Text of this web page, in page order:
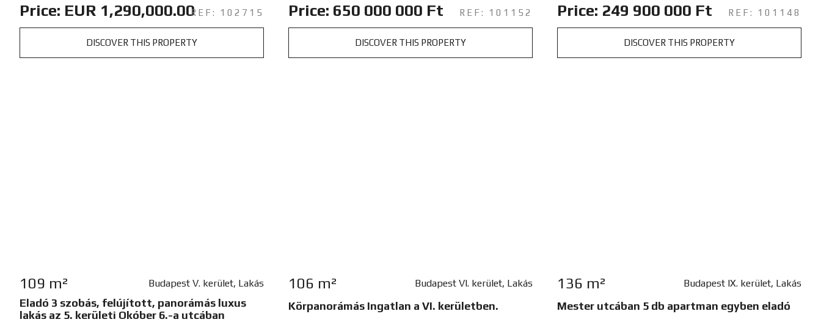
Price: EUR 1,290,000.00REF: 102715
DISCOVER THIS PROPERTY
Price: 650 000 000 Ft REF: 101152
DISCOVER THIS PROPERTY
Price: 249 900 000 Ft REF: 101148
DISCOVER THIS PROPERTY
109 m² Budapest V. kerület, Lakás
Eladó 3 szobás, felújított, panorámás luxus
lakás az 5. kerületi Okóber 6.-a utcában
106 m² Budapest VI. kerület, Lakás
Körpanorámás Ingatlan a VI. kerületben.
136 m² Budapest IX. kerület, Lakás
Mester utcában 5 db apartman egyben eladó